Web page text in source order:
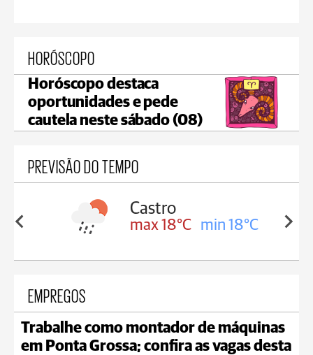
HORÓSCOPO
Horóscopo destaca
oportunidades e pede
cautela neste sábado (08)
PREVISÃO DO TEMPO
17°C
Castro
max 18°C min 18°C
EMPREGOS
Trabalhe como montador de máquinas
em Ponta Grossa; confira as vagas desta